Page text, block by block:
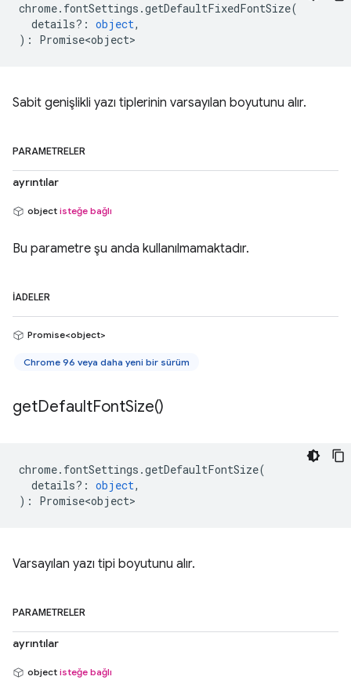
chrome. fontSettings .getDefaultFixedFontSize(
details? : object,
) : Promise<object>
Sabit genişlikli yazı tiplerinin varsayılan boyutunu alır.
PARAMETRELER
ayrıntılar
object isteğe bağlı
Bu parametre şu anda kullanılmamaktadır.
İADELER
Promise<object>
Chrome 96 veya daha yeni bir sürüm
getDefaultFontSize()
chrome. fontSettings .getDefaultFontSize(
details? : object,
) : Promise<object>
Varsayılan yazı tipi boyutunu alır.
PARAMETRELER
ayrıntılar
object isteğe bağlı